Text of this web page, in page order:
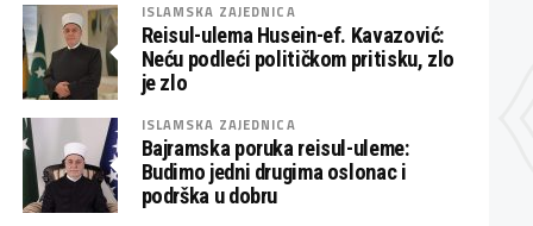
ISLAMSKA ZAJEDNICA
Reisul-ulema Husein-ef. Kavazović:
Neću podleći političkom pritisku, zlo
je zlo
ISLAMSKA ZAJEDNICA
Bajramska poruka reisul-uleme:
Budimo jedni drugima oslonac i
podrška u dobru